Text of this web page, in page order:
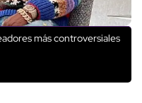
más controversiales